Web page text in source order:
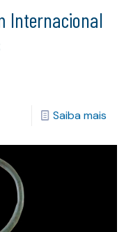
Internacional
Saiba mais